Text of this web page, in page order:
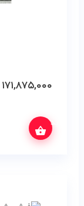
۱۷۱,۸۷۵,۰۰۰
بگیرید